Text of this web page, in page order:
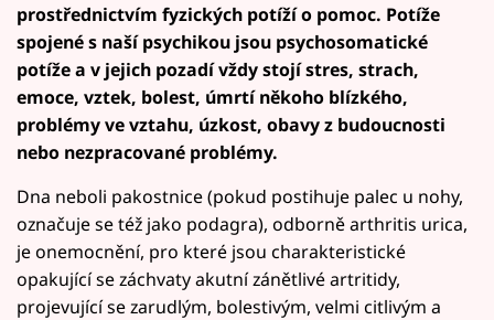
prostřednictvím fyzických potíží o pomoc. Potíže
spojené s naší psychikou jsou psychosomatické
potíže a v jejich pozadí vždy stojí stres, strach,
emoce, vztek, bolest, úmrtí někoho blízkého,
problémy ve vztahu, úzkost, obavy z budoucnosti
nebo nezpracované problémy.
Dna neboli pakostnice (pokud postihuje palec u nohy,
označuje se též jako podagra), odborně arthritis urica,
je onemocnění, pro které jsou charakteristické
opakující se záchvaty akutní zánětlivé artritidy,
projevující se zarudlým, bolestivým, velmi citlivým a